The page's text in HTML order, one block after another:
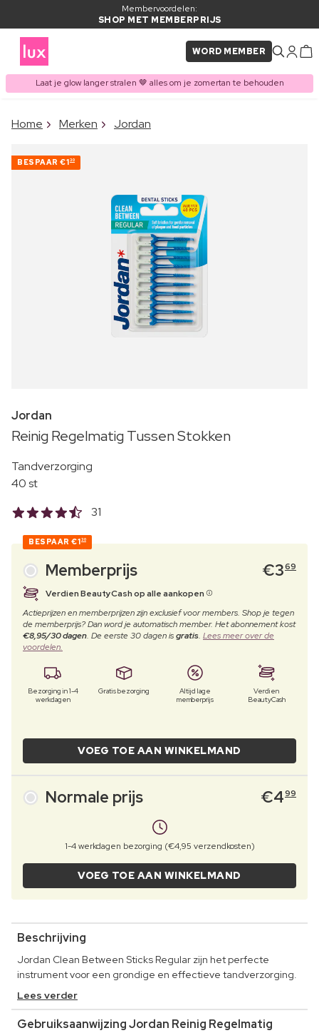
Membervoordelen:
SHOP MET MEMBERPRIJS
WORD MEMBER
Laat je glow langer stralen 🤎 alles om je zomertan te behouden
ITEM TOEGEVOEGD AAN
Home Merken Jordan
BESPAAR €130
Jordan
Reinig Regelmatig Tussen Stokken
Tandverzorging
40 st
31
BESPAAR €130
Memberprijs €369
Verdien BeautyCash op alle aankopen
Actieprijzen en memberprijzen zijn exclusief voor members. Shop je tegen
de memberprijs? Dan word je automatisch member. Het abonnement kost
€8,95/30 dagen. De eerste 30 dagen isgratis. Lees meer over de
voordelen.
Bezorging in 1-4
werkdagen
Gratis bezorging
Altijd lage
memberprijs
Verdien
BeautyCash
VOEG TOE AAN WINKELMAND
Normale prijs €499
1-4 werkdagen bezorging (€4,95 verzendkosten)
VOEG TOE AAN WINKELMAND
Beschrijving
Jordan Clean Between Sticks Regular zijn het perfecte
instrument voor een grondige en effectieve tandverzorging.
Lees verder
Gebruiksaanwijzing Jordan Reinig Regelmatig